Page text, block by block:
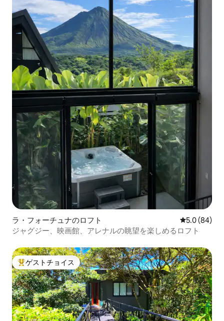
ラ・フォーチュナのロフト レビュー84
5.0 (84)
ジャグジー、映画館、アレナルの眺望を楽しめるロフト
大好評のゲストチョイスです。
ゲストチョイス